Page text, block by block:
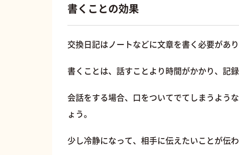
書くことの効果
交換日記はノートなどに文章を書く必要があり
書くことは、話すことより時間がかかり、記録
会話をする場合、口をついてでてしまうよう
ょう。
少し冷静になって、相手に伝えたいことが伝